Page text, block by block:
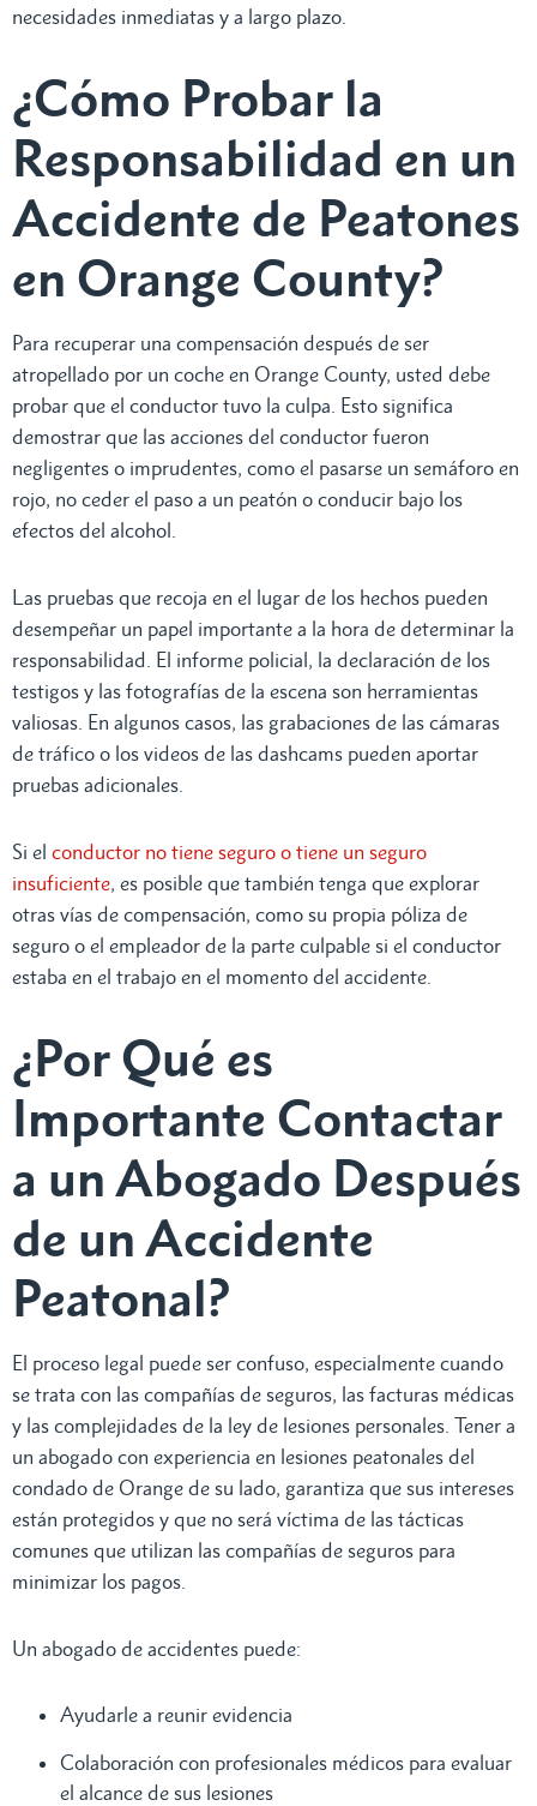
necesidades inmediatas y a largo plazo.
¿Cómo Probar la
Responsabilidad en un
Accidente de Peatones
en Orange County?
Para recuperar una compensación después de ser
atropellado por un coche en Orange County, usted debe
probar que el conductor tuvo la culpa. Esto significa
demostrar que las acciones del conductor fueron
negligentes o imprudentes, como el pasarse un semáforo en
rojo, no ceder el paso a un peatón o conducir bajo los
efectos del alcohol.
Las pruebas que recoja en el lugar de los hechos pueden
desempeñar un papel importante a la hora de determinar la
responsabilidad. El informe policial, la declaración de los
testigos y las fotografías de la escena son herramientas
valiosas. En algunos casos, las grabaciones de las cámaras
de tráfico o los videos de las dashcams pueden aportar
pruebas adicionales.
Si el conductor no tiene seguro o tiene un seguro
insuficiente, es posible que también tenga que explorar
otras vías de compensación, como su propia póliza de
seguro o el empleador de la parte culpable si el conductor
estaba en el trabajo en el momento del accidente.
¿Por Qué es
Importante Contactar
a un Abogado Después
de un Accidente
Peatonal?
El proceso legal puede ser confuso, especialmente cuando
se trata con las compañías de seguros, las facturas médicas
y las complejidades de la ley de lesiones personales. Tener a
un abogado con experiencia en lesiones peatonales del
condado de Orange de su lado, garantiza que sus intereses
están protegidos y que no será víctima de las tácticas
comunes que utilizan las compañías de seguros para
minimizar los pagos.
Un abogado de accidentes puede:
Ayudarle a reunir evidencia
Colaboración con profesionales médicos para evaluar
el alcance de sus lesiones